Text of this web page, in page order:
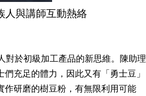
人與講師互動熱絡
於初級加工產品的新思維。陳助理
充足的體力，因此又有「勇士豆」
作研磨的樹豆粉，有無限利用可能